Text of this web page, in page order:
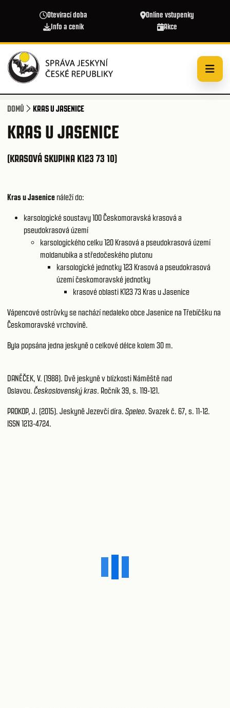
Otevírací doba
Online vstupenky
Info a ceník
Akce
DOMŮ KRAS U JASENICE
KRAS U JASENICE
(KRASOVÁ SKUPINA K123 73 10)
Kras u Jasenice náleží do:
karsologické soustavy 100Českomoravská krasová a
pseudokrasová území
karsologického celku 120 Krasová a pseudokrasová území
moldanubika a středočeského plutonu
karsologické jednotky 123 Krasová a pseudokrasová
území českomoravské jednotky
krasové oblasti K123 73 Kras u Jasenice
Vápencové ostrůvky se nachází nedaleko obce Jasenice na Třebíčšku na
Českomoravské vrchovině.
Byla popsána jedna jeskyně o celkové délce kolem 30 m.
DANĚČEK, V. (1988). Dvě jeskyně v blízkosti Náměště nad
Oslavou. Československý kras. Ročník 39, s. 119-121.
PROKOP, J. (2015). Jeskyně Jezevčí díra. Speleo. Svazek č. 67, s. 11-12.
ISSN 1213-4724.